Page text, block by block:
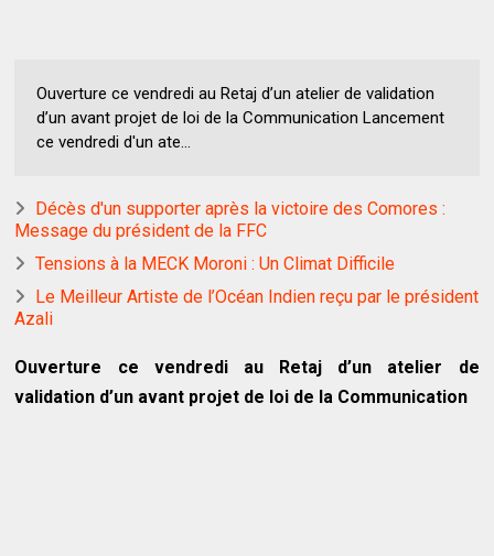
Ouverture ce vendredi au Retaj d’un atelier de validation
d’un avant projet de loi de la Communication Lancement
ce vendredi d'un ate...
Décès d'un supporter après la victoire des Comores :
Message du président de la FFC
Tensions à la MECK Moroni : Un Climat Difficile
Le Meilleur Artiste de l’Océan Indien reçu par le président
Azali
Ouverture ce vendredi au Retaj d’un atelier de
validation d’un avant projet de loi de la Communication